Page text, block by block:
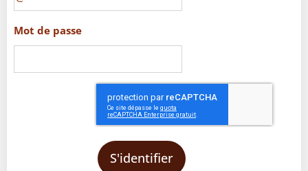
Mot de passe
S'identifier